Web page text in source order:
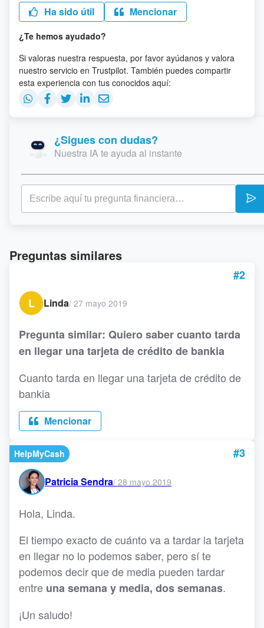
Ha sido útil Mencionar
¿Te hemos ayudado?
Si valoras nuestra respuesta, por favor ayúdanos y valora
nuestro servicio en Trustpilot. También puedes compartir
esta experiencia con tus conocidos aquí:
¿Sigues con dudas?
Nuestra IA te ayuda al instante
Preguntas similares
#2
L
Linda/ 27 mayo 2019
Pregunta similar: Quiero saber cuanto tarda
en llegar una tarjeta de crédito de bankia
Cuanto tarda en llegar una tarjeta de crédito de
bankia
Mencionar
HelpMyCash #3
Patricia Sendra/ 28 mayo 2019
Hola, Linda.
El tiempo exacto de cuánto va a tardar la tarjeta
en llegar no lo podemos saber, pero sí te
podemos decir que de media pueden tardar
entre una semana y media, dos semanas.
¡Un saludo!